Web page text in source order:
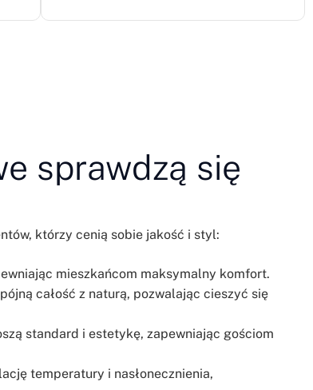
sprawdzą się
którzy cenią sobie jakość i styl:
mieszkańcom maksymalny komfort.
całość z naturą, pozwalając cieszyć się
standard i estetykę, zapewniając gościom
temperatury i nasłonecznienia,